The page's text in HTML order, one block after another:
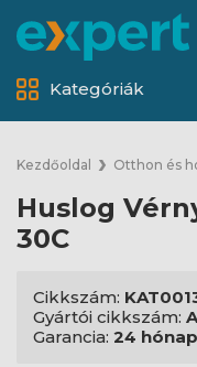
Kategóriák
Kezdőoldal Otthon és
Huslog
30C
Cikkszám:
Gyártói cikkszám:
Garancia: 24 hónap